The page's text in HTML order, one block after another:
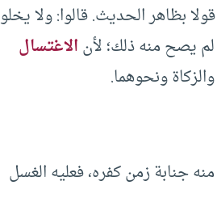
بظاهر الحديث. قالوا: ولا يخلو
يصح منه ذلك؛ لأنالاغتسال
ونحوهما.
جنابة زمن كفره، فعليه الغسل